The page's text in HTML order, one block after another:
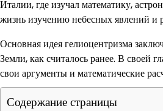
Италии, где изучал математику,
жизнь изучению небесных явлений и
Основная идея гелиоцентризма
Земли, как считалось ранее. В своей
свои аргументы и математические
Содержание страницы